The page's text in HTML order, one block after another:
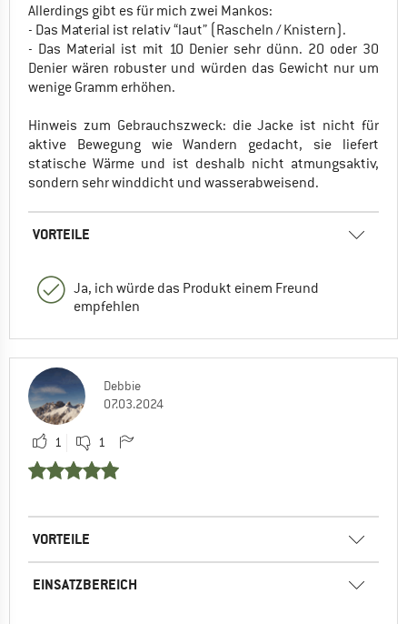
Allerdings gibt es für mich zwei Mankos:
- Das Material ist relativ “laut” (Rascheln / Knistern).
- Das Material ist mit 10 Denier sehr dünn. 20 oder 30
Denier wären robuster und würden das Gewicht nur um
wenige Gramm erhöhen.
Hinweis zum Gebrauchszweck: die Jacke ist nicht für
aktive Bewegung wie Wandern gedacht, sie liefert
statische Wärme und ist deshalb nicht atmungsaktiv,
sondern sehr winddicht und wasserabweisend.
VORTEILE
Ja, ich würde das Produkt einem Freund
empfehlen
Debbie
07.03.2024
1 1
VORTEILE
EINSATZBEREICH